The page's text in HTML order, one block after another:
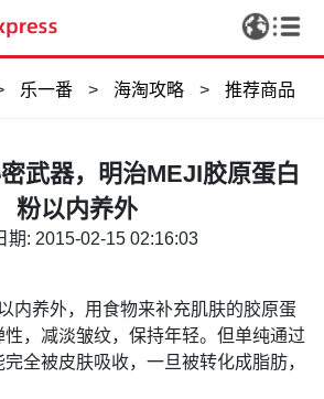
乐一番 > 海淘攻略 > 推荐商品
武器，明治MEJI胶原蛋白
粉以内养外
期: 2015-02-15 02:16:03
内养外，用食物来补充肌肤的胶原蛋
，减淡皱纹，保持年轻。但单纯通过
全被皮肤吸收，一旦被转化成脂肪，